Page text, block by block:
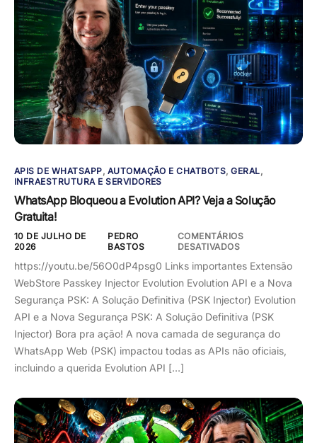
APIS DE WHATSAPP, AUTOMAÇÃO E CHATBOTS,GERAL,
INFRAESTRUTURA E SERVIDORES
WhatsApp Bloqueou a Evolution API? Veja a Solução
Gratuita!
10 DE JULHO DE
2026
PEDRO
BASTOS
COMENTÁRIOS
DESATIVADOS
https://youtu.be/56O0dP4psg0 Links importantes Extensão
WebStore Passkey Injector Evolution Evolution API e a Nova
Segurança PSK: A Solução Definitiva (PSK Injector) Evolution
API e a Nova Segurança PSK: A Solução Definitiva (PSK
Injector) Bora pra ação! A nova camada de segurança do
WhatsApp Web (PSK) impactou todas as APIs não oficiais,
incluindo a querida Evolution API […]